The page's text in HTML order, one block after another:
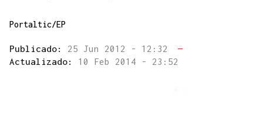
Portaltic/EP
Publicado: 25 Jun 2012 - 12:32
—
Actualizado: 10 Feb 2014 - 23:52